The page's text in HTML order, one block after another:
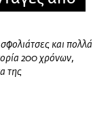
και πολλά
200 χρόνων,
της